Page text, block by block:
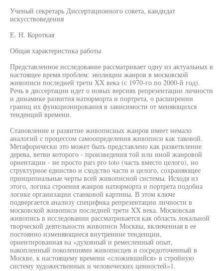
Ученый секретарь Диссертационного совета, кандидат
искусствоведения
Е. Н. Короткая
Общая характеристика работы
Представленное исследование рассматривает одну из актуальных в
настоящее время проблем: эволюции жанров в московской
живописи последней трети XX века (с 1970-го по 2000-й год).
Речь в диссертации идет о новых версиях репрезентации личности
и динамике развития натюрморта и портрета, о расширении
границ их функционирования в зависимости от меняющихся
тенденций времени.
Становление и развитие живописных жанров имеет немало
аналогий с процессом самоопределения живописи как таковой.
Метафорически это может быть представлено как разветвление
дерева, ветви которого - произведения той или иной жанровой
ориентации - не просто pars pro toto (часть вместо целого), но
структурное единство и сходство части и целого, сохраняющее
принципиальные черты всей живописной системы. Исходя из
этого, логика строения жанров натюрморта и портрета подобна
логике организации станковой картины. В этом ключе
подвергается анализу специфика репрезентации личности в
московской живописи последней трети XX века. Московская
живопись в исследовании рассматривается как область локальной
творческой деятельности живописи Москвы, включенная в ее
постоянно изменяющиеся внутренние тенденции,
ориентированная на «духовный и ремесленный опыт,
накопленный поколениями живописцев и сосредоточенный в
Москве, к настоящему времени <сложившийся> в стройную
систему художественных и человеческих ценностей»1.